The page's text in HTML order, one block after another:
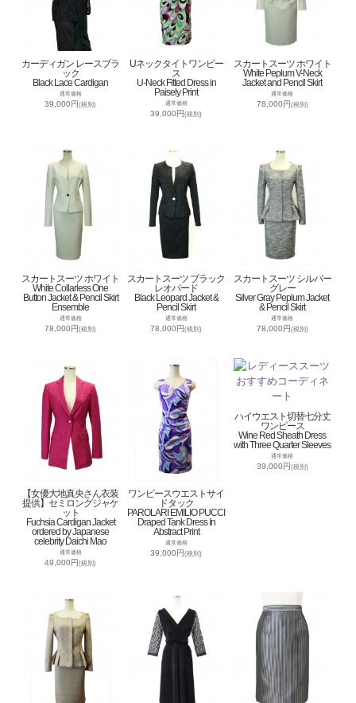
カーディガン レースブラ
ック
Black Lace Cardigan
通常価格
39,000円(税別)
Uネックタイトワンピー
ス
U-Neck Fitted Dress in
Paisely Print
通常価格
39,000円(税別)
スカートスーツ ホワイト
White Peplum V-Neck
Jacket and Pencil Skirt
通常価格
78,000円(税別)
スカートスーツ ホワイト
White Collarless One
Button Jacket & Pencil Skirt
Ensemble
通常価格
78,000円(税別)
スカートスーツ ブラック
レオパード
Black Leopard Jacket &
Pencil Skirt
通常価格
78,000円(税別)
スカートスーツ シルバー
グレー
Silver Gray Peplum Jacket
& Pencil Skirt
通常価格
78,000円(税別)
【女優大地真央さん衣装
提供】セミロングジャケ
ット
Fuchsia Cardigan Jacket
ordered by Japanese
celebrity Daichi Mao
通常価格
49,000円(税別)
ワンピースウエストサイ
ドタック
PAROLARI EMILIO PUCCI
Draped Tank Dress In
Abstract Print
通常価格
39,000円(税別)
ハイウエスト切替七分丈
ワンピース
Wine Red Sheath Dress
with Three Quarter Sleeves
通常価格
39,000円(税別)